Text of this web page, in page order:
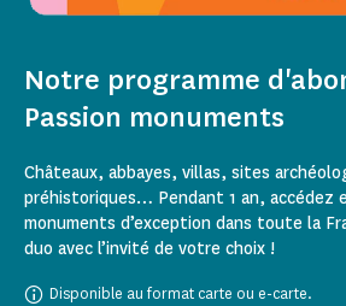
Notre programme
Passion monuments
Châteaux, abbayes, villas, sites
préhistoriques… Pendant 1 an, accédez
monuments d’exception dans toute la
duo avec l’invité de votre choix !
Disponible au format carte ou e-carte.